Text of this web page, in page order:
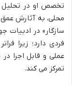
تخصص او در تحلیل
محلی، به آثارش
سازگار» در ادبیات
فردی دارد؛ زیرا
عملی و قابل اجرا
تمرکز می کند.